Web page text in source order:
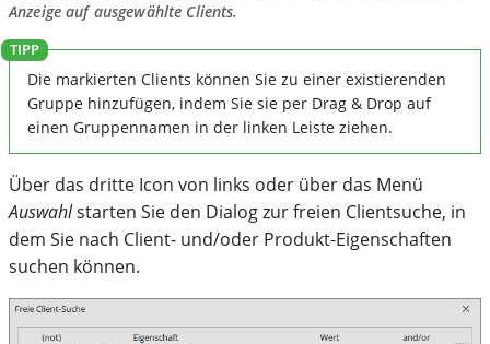
Anzeige auf ausgewählte Clients.
Die markierten Clients können Sie zu einer existierenden
Gruppe hinzufügen, indem Sie sie per Drag & Drop auf
einen Gruppennamen in der linken Leiste ziehen.
Über das dritte Icon von links oder über das Menü
Auswahlstarten Sie den Dialog zur freien Clientsuche, in
dem Sie nach Client- und/oder Produkt-Eigenschaften
suchen können.